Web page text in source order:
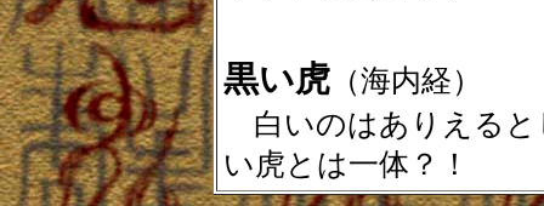
黒い虎 （海内経）
白いのはありえると
い虎とは一体？！